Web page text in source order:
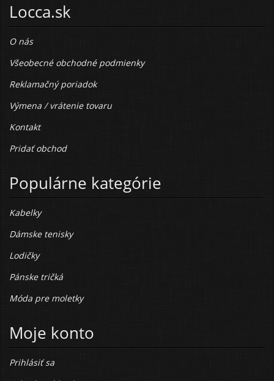
Locca.sk
O nás
Všeobecné obchodné podmienky
Reklamačný poriadok
Výmena / vrátenie tovaru
Kontakt
Pridať obchod
Populárne kategórie
Kabelky
Dámske tenisky
Lodičky
Pánske tričká
Móda pre moletky
Moje konto
Prihlásiť sa